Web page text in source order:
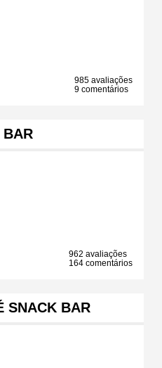
985 avaliações
9 comentários
BAR
962 avaliações
164 comentários
SNACK BAR